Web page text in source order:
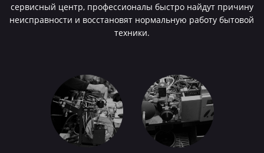
сервисный центр, профессионалы быстро найдут причину
неисправности и восстановят нормальную работу бытовой
техники.